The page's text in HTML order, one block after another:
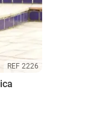
REF 2226